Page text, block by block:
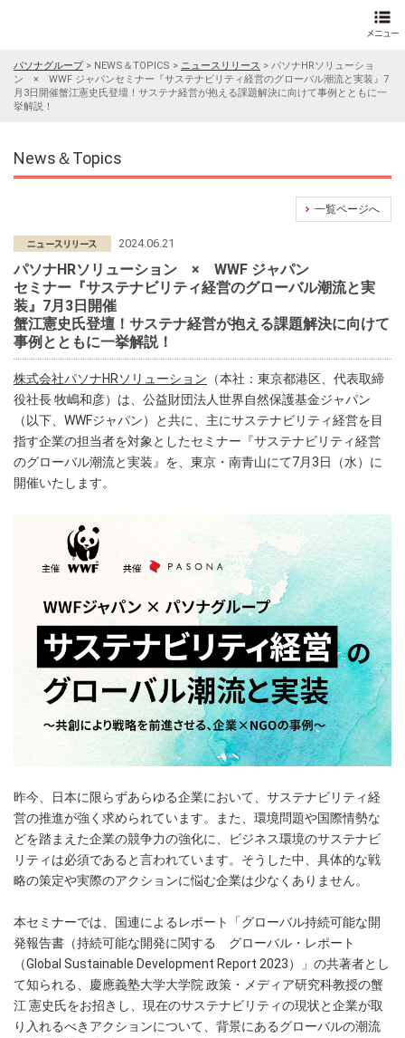
パソナグループ> NEWS＆TOPICS > ニュースリリース > パソナHRソリューショ
ン × WWF ジャパンセミナー『サステナビリティ経営のグローバル潮流と実装』7
月3日開催蟹江憲史氏登壇！サステナ経営が抱える課題解決に向けて事例とともに一
挙解説！
News＆Topics
一覧ページへ
2024.06.21
パソナHRソリューション × WWF ジャパン
セミナー『サステナビリティ経営のグローバル潮流と実
装』7月3日開催
蟹江憲史氏登壇！サステナ経営が抱える課題解決に向けて
事例とともに一挙解説！
株式会社パソナHRソリューション （本社：東京都港区、代表取締
役社長 牧嶋和彦）は、公益財団法人世界自然保護基金ジャパン
（以下、WWFジャパン）と共に、主にサステナビリティ経営を目
指す企業の担当者を対象としたセミナー『サステナビリティ経営
のグローバル潮流と実装』を、東京・南青山にて7月3日（水）に
開催いたします。
昨今、日本に限らずあらゆる企業において、サステナビリティ経
営の推進が強く求められています。また、環境問題や国際情勢な
どを踏まえた企業の競争力の強化に、ビジネス環境のサステナビ
リティは必須であると言われています。そうした中、具体的な戦
略の策定や実際のアクションに悩む企業は少なくありません。
本セミナーでは、国連によるレポート「グローバル持続可能な開
発報告書（持続可能な開発に関する グローバル・レポート
（Global Sustainable Development Report 2023）」の共著者とし
て知られる、慶應義塾大学大学院 政策・メディア研究科教授の蟹
江 憲史氏をお招きし、現在のサステナビリティの現状と企業が取
り入れるべきアクションについて、背景にあるグローバルの潮流